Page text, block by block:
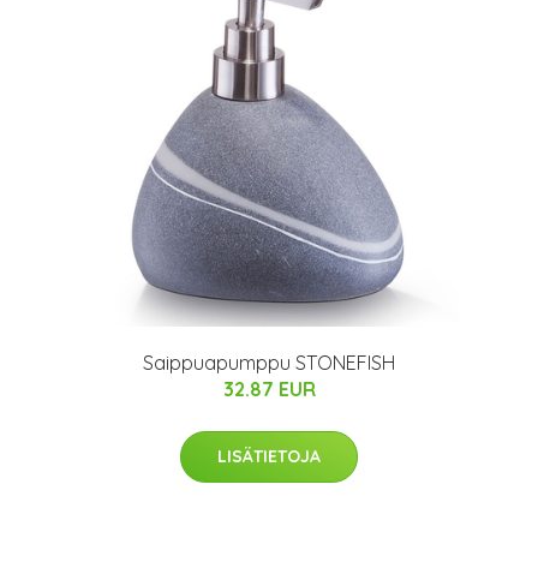
Saippuapumppu STONEFISH
32.87 EUR
LISÄTIETOJA